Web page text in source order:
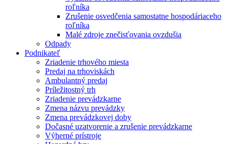
roľníka
Zrušenie osvedčenia samostatne hospodáriaceho
roľníka
Malé zdroje znečisťovania ovzdušia
Odpady
Podnikateľ
Zriadenie trhového miesta
Predaj na trhoviskách
Ambulantný predaj
Príležitostný trh
Zriadenie prevádzkarne
Zmena názvu prevádzky
Zmena prevádzkovej doby
Dočasné uzatvorenie a zrušenie prevádzkarne
Výherné prístroje